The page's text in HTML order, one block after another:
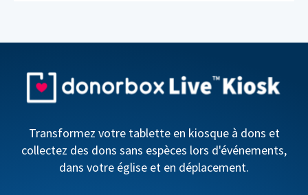
Transformez votre tablette en kiosque à dons et
collectez des dons sans espèces lors d'événements,
dans votre église et en déplacement.